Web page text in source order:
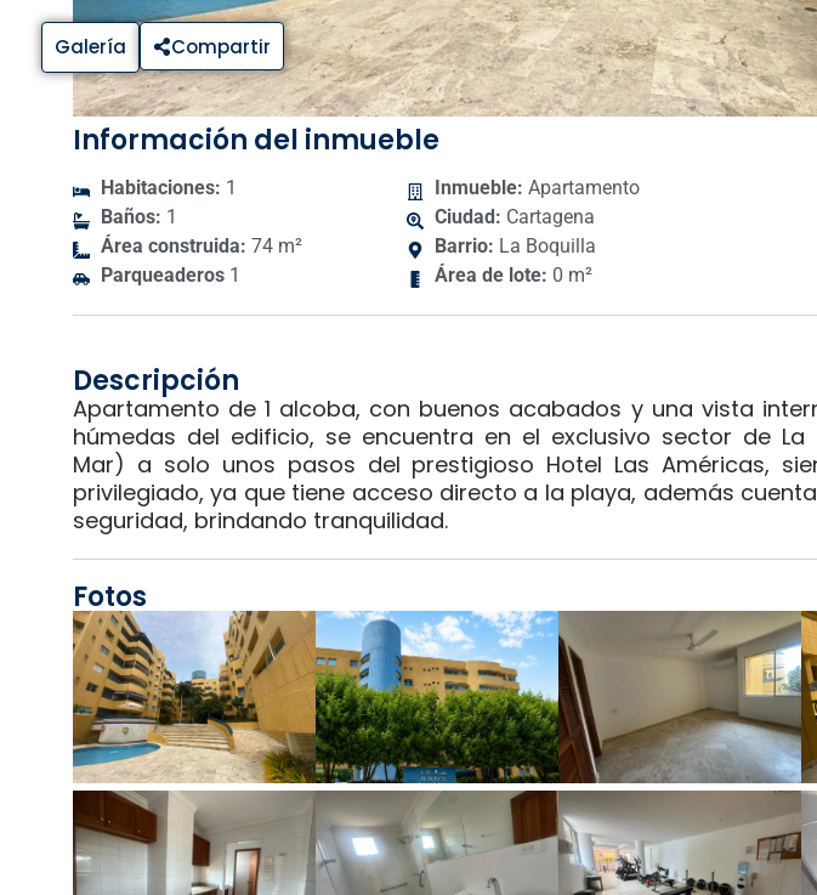
Galería Compartir
Información del inmueble
Habitaciones: 1
Baños: 1
Área construida: 74 m²
Parqueaderos 1
Inmueble: Apartamento
Ciudad: Cartagena
Barrio: La Boquilla
Área de lote: 0 m²
Descripción
Apartamento de 1 alcoba, con buenos acabados y una vista
húmedas del edificio, se encuentra en el exclusivo sector de La
Mar) a solo unos pasos del prestigioso Hotel Las Américas,
privilegiado, ya que tiene acceso directo a la playa, además
seguridad, brindando tranquilidad.
Fotos